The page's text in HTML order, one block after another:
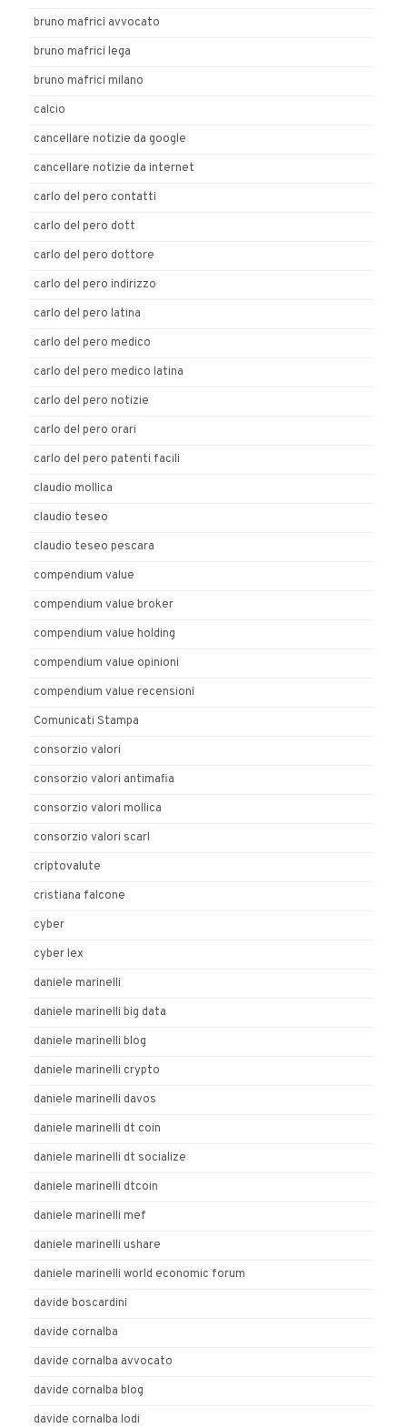
bruno mafrici avvocato
bruno mafrici lega
bruno mafrici milano
calcio
cancellare notizie da google
cancellare notizie da internet
carlo del pero contatti
carlo del pero dott
carlo del pero dottore
carlo del pero indirizzo
carlo del pero latina
carlo del pero medico
carlo del pero medico latina
carlo del pero notizie
carlo del pero orari
carlo del pero patenti facili
claudio mollica
claudio teseo
claudio teseo pescara
compendium value
compendium value broker
compendium value holding
compendium value opinioni
compendium value recensioni
Comunicati Stampa
consorzio valori
consorzio valori antimafia
consorzio valori mollica
consorzio valori scarl
criptovalute
cristiana falcone
cyber
cyber lex
daniele marinelli
daniele marinelli big data
daniele marinelli blog
daniele marinelli crypto
daniele marinelli davos
daniele marinelli dt coin
daniele marinelli dt socialize
daniele marinelli dtcoin
daniele marinelli mef
daniele marinelli ushare
daniele marinelli world economic forum
davide boscardini
davide cornalba
davide cornalba avvocato
davide cornalba blog
davide cornalba lodi